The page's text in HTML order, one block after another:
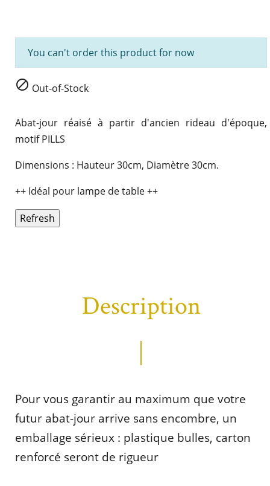
You can't order this product for now
 Out-of-Stock
Abat-jour réaisé à partir d'ancien rideau d'époque,
motif PILLS
Dimensions : Hauteur 30cm, Diamètre 30cm.
++ Idéal pour lampe de table ++
Description
Pour vous garantir au maximum que votre
futur abat-jour arrive sans encombre, un
emballage sérieux : plastique bulles, carton
renforcé seront de rigueur